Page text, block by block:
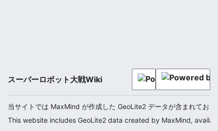
スーパーロボット大戦Wiki
当サイトでは MaxMind が作成した GeoLite2 データが含まれてお
This website includes GeoLite2 data created by MaxMind,